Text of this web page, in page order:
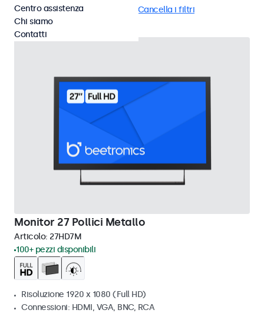
Monitor 27 pollici Cancella i filtri
Monitor 27 Pollici Metallo
Articolo: 27HD7M
100+ pezzi disponibili
Risoluzione 1920 x 1080 (Full HD)
Connessioni: HDMI, VGA, BNC, RCA
Centro assistenza
Chi siamo
Contatti